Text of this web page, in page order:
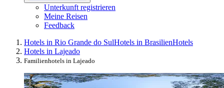
Unterkunft registrieren
Meine Reisen
Feedback
Hotels in Rio Grande do SulHotels in BrasilienHotels
Hotels in Lajeado
Familienhotels in Lajeado